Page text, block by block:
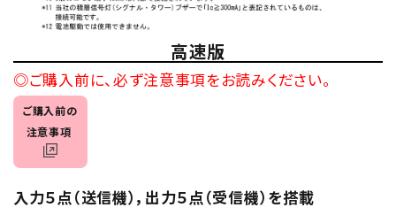
高速版
◎ご購入前に、必ず注意事項をお読みください。
ご購入前の
注意事項
入力５点（送信機），出力５点（受信機）を搭載